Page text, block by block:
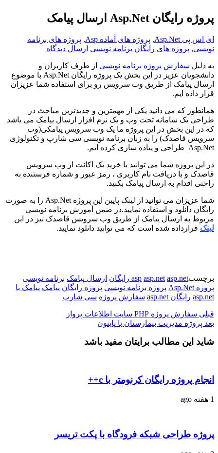
پروژه رایگان Asp.Net ارسال پیامک
ای اس پی Asp.Net , پروژه های آماده Asp , پروژه های برنامه
نویسی, پروژه های رایگان برنامه نویسی ارسال دیدگاه
به دلیل سفارش پروژه برنامه نویسی از طرف کاربران و
دانشجویان عزیز در این بخش یک پروژه رایگان Asp.Net با موضوع
ارسال پیامک از طریق وب سرویس رو برای استفاده شما عزیزان
قرار داده ایم.
همانطور که می دانید یکی از مهمترین و جدیدترین مباحث در
طراحی یک سامانه تحت وب و یک نرم افزار ارسال پیامک می باشد
که در این بخش در این پروژه ما یک وب سرویس پیامکی(وب
سرویس قاصدک) را به زبان برنامه نویسی سی شارپ و تکنولوژی
Asp.Net طراحی و پیاده سازی کرده ایم.
در این پروژه شما می توانید با خرید یک اکانت از وب سرویس
قاصدک و با دریافت نام کاربری ، رمز عبور و شماره فرستنده به
راحتی اقدام به ارسال پیامک بکنید.
شما عزیزان می توانید از لینک پایین این پروژه Asp.Net را به صورت
رایگان دانلود و استفاده نمایید.در ضمن آموزش برنامه نویسی
مربوط به ارسال پیامک از طریق وب سرویس قاصدک نیز در این
لینک قرارداده شده است که می توانید دانلود نمایید.
برچسب asp asp.net asp.net رایگان ارسال پیامک برنامه نویسی
پروژه Asp.Net
پروژه برنامه نویسی پروژه رایگان پیامک پیامک با
asp.net رایگان asp.net سفارش پروژه سی شارپ
قبلی سفارش پروژه PHP سایت اطلاعات پرواز
بعد پروژه مدیریت بیمارستان با پایتون
شاید این مطالب برایتان مفید باشد
انجام پروژه رایگان کرنومتر با c++
1 هفته ago
پروژه طراحی شبکه فرودگاه با پکت تریسر